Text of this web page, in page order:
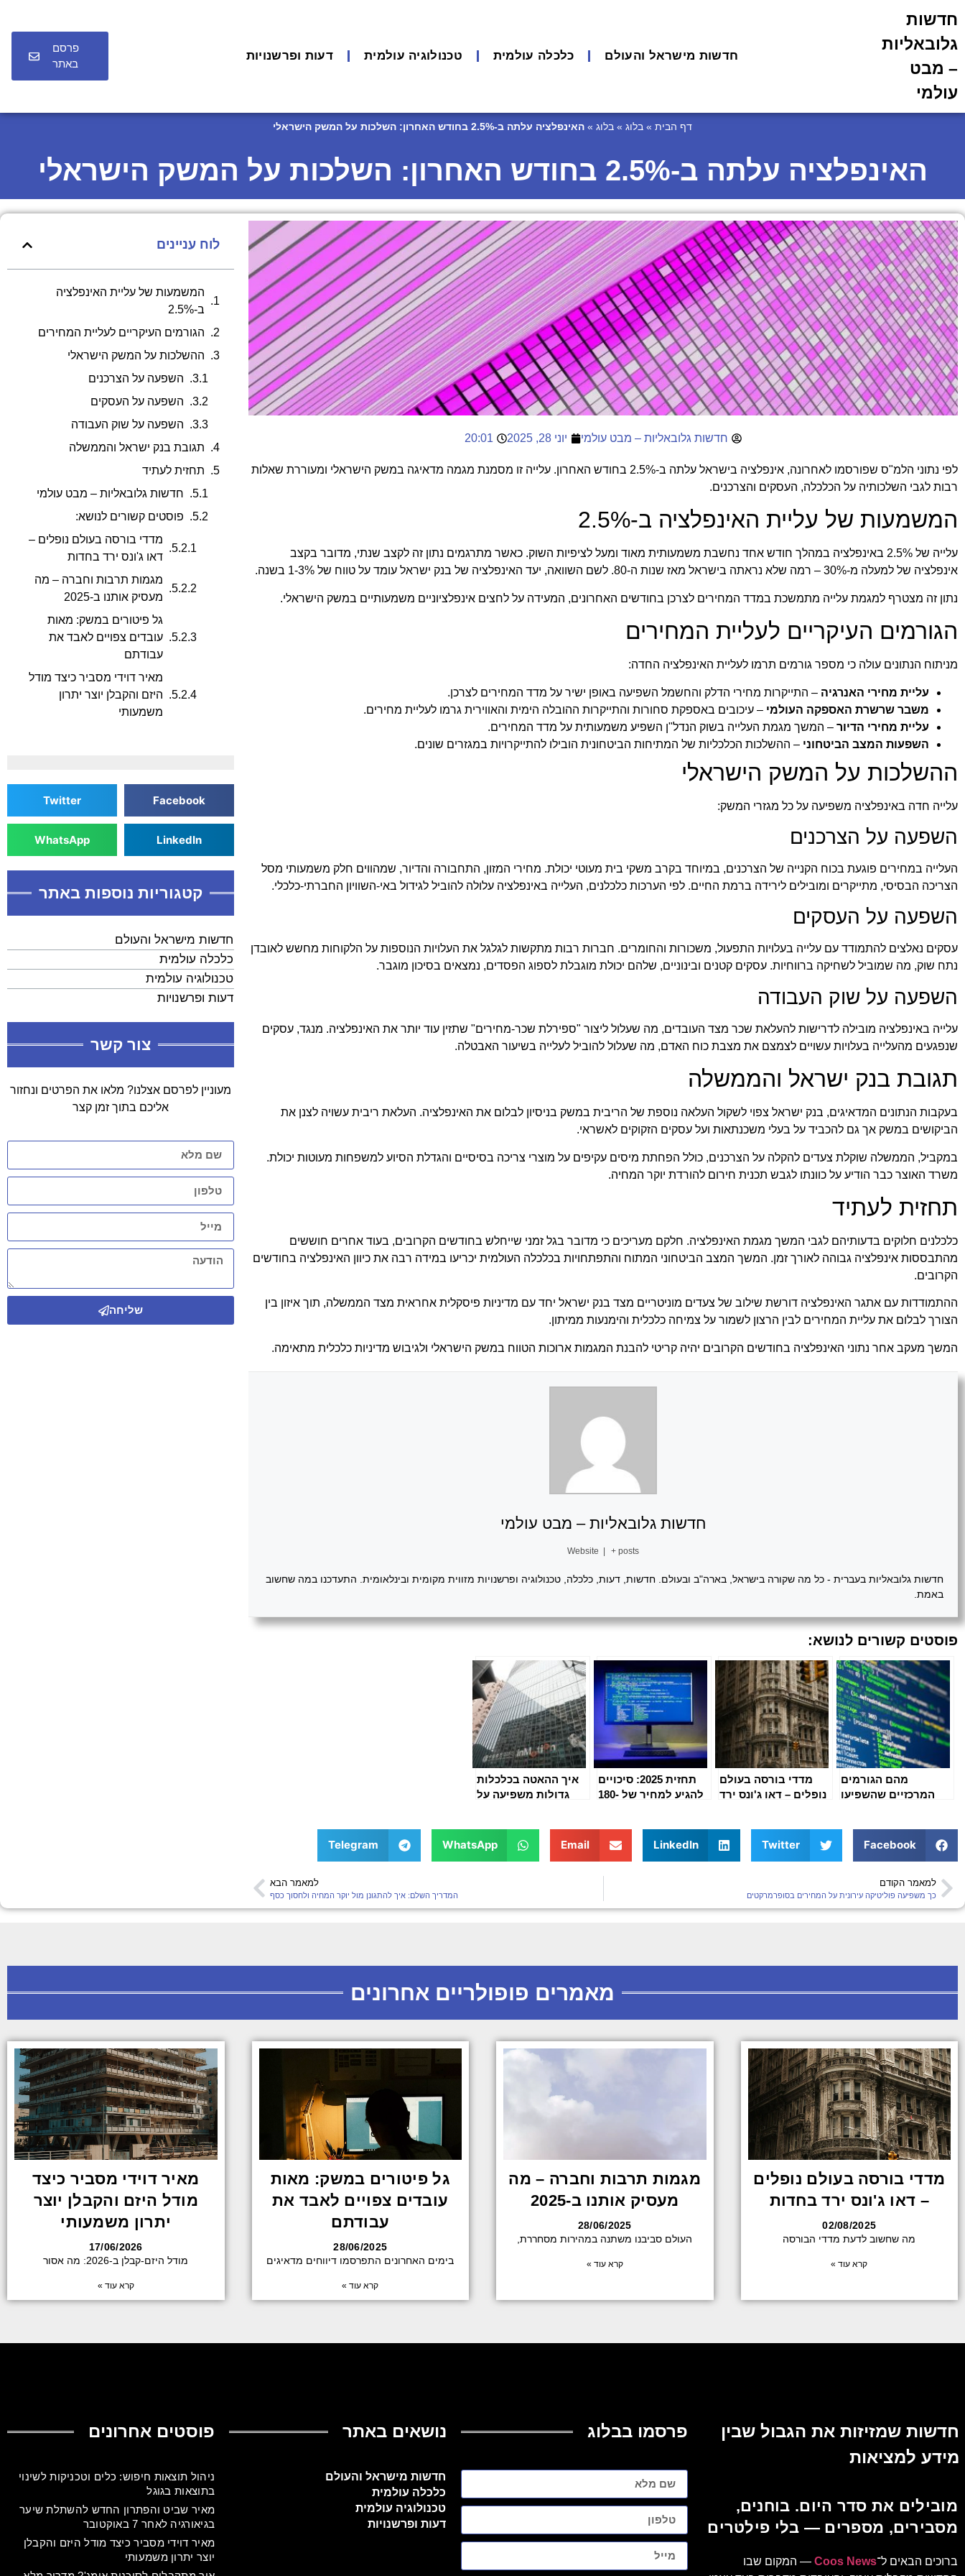
חדשות
גלובאליות
– מבט
עולמי
חדשות מישראל והעולם כלכלה עולמית טכנולוגיה עולמית דעות ופרשנויות
פרסם
באתר
דף הבית » בלוג » בלוג » האינפלציה עלתה ב-2.5% בחודש האחרון: השלכות על המשק הישראלי
האינפלציה עלתה ב-2.5% בחודש האחרון: השלכות על המשק הישראלי
חדשות גלובאליות – מבט עולמי יוני 28, 2025 20:01
לפי נתוני הלמ"ס שפורסמו לאחרונה, אינפלציה בישראל
עלתה ב-2.5% בחודש האחרון. עלייה זו מסמנת מגמה מדאיגה במשק הישראלי ומעוררת שאלות
רבות לגבי השלכותיה על הכלכלה, העסקים והצרכנים.
המשמעות של עליית האינפלציה ב-2.5%
עלייה של 2.5% באינפלציה במהלך חודש אחד נחשבת משמעותית מאוד ומעל לציפיות השוק. כאשר מתרגמים נתון זה לקצב שנתי, מדובר בקצב
אינפלציה של למעלה מ-30% – רמה שלא נראתה בישראל מאז שנות ה-80. לשם השוואה, יעד האינפלציה של בנק ישראל עומד על טווח של 1-3% בשנה.
נתון זה מצטרף למגמת עלייה מתמשכת במדד המחירים לצרכן בחודשים האחרונים, המעידה על לחצים אינפלציוניים משמעותיים במשק הישראלי.
הגורמים העיקריים לעליית המחירים
מניתוח הנתונים עולה כי מספר גורמים תרמו לעליית האינפלציה החדה:
עליית מחירי האנרגיה – התייקרות מחירי הדלק והחשמל השפיעה באופן ישיר על מדד המחירים לצרכן.
משבר שרשרת האספקה העולמי – עיכובים באספקת סחורות והתייקרות ההובלה הימית והאווירית גרמו לעליית מחירים.
עליית מחירי הדיור – המשך מגמת העלייה בשוק הנדל"ן השפיע משמעותית על מדד המחירים.
השפעות המצב הביטחוני – ההשלכות הכלכליות של המתיחות הביטחונית הובילו להתייקרויות במגזרים שונים.
ההשלכות על המשק הישראלי
עלייה חדה באינפלציה משפיעה על כל מגזרי המשק:
השפעה על הצרכנים
העלייה במחירים פוגעת בכוח הקנייה של הצרכנים, במיוחד בקרב משקי בית מעוטי יכולת. מחירי המזון, התחבורה והדיור, שמהווים חלק משמעותי מסל
הצריכה הבסיסי, מתייקרים ומובילים לירידה ברמת החיים. לפי הערכות כלכלנים, העלייה באינפלציה עלולה להוביל לגידול באי-השוויון החברתי-כלכלי.
השפעה על העסקים
עסקים נאלצים להתמודד עם עלייה בעלויות התפעול, משכורות והחומרים. חברות רבות מתקשות לגלגל את העלויות הנוספות על הלקוחות מחשש לאובדן
נתח שוק, מה שמוביל לשחיקה ברווחיות. עסקים קטנים ובינוניים, שלהם יכולת מוגבלת לספוג הפסדים, נמצאים בסיכון מוגבר.
השפעה על שוק העבודה
עלייה באינפלציה מובילה לדרישות להעלאת שכר מצד העובדים, מה שעלול ליצור "ספירלת שכר-מחירים" שתזין עוד יותר את האינפלציה. מנגד, עסקים
שנפגעים מהעלייה בעלויות עשויים לצמצם את מצבת כוח האדם, מה שעלול להוביל לעלייה בשיעור האבטלה.
תגובת בנק ישראל והממשלה
בעקבות הנתונים המדאיגים, בנק ישראל צפוי לשקול העלאה נוספת של הריבית במשק בניסיון לבלום את האינפלציה. העלאת ריבית עשויה לצנן את
הביקושים במשק אך גם להכביד על בעלי משכנתאות ועל עסקים הזקוקים לאשראי.
במקביל, הממשלה שוקלת צעדים להקלה על הצרכנים, כולל הפחתת מיסים עקיפים על מוצרי צריכה בסיסיים והגדלת הסיוע למשפחות מעוטות יכולת.
משרד האוצר כבר הודיע על כוונתו לגבש תכנית חירום להורדת יוקר המחיה.
תחזית לעתיד
כלכלנים חלוקים בדעותיהם לגבי המשך מגמת האינפלציה. חלקם מעריכים כי מדובר בגל זמני שייחלש בחודשים הקרובים, בעוד אחרים חוששים
מהתבססות אינפלציה גבוהה לאורך זמן. המשך המצב הביטחוני המתוח והתפתחויות בכלכלה העולמית יכריעו במידה רבה את כיוון האינפלציה בחודשים
הקרובים.
ההתמודדות עם אתגר האינפלציה דורשת שילוב של צעדים מוניטריים מצד בנק ישראל יחד עם מדיניות פיסקלית אחראית מצד הממשלה, תוך איזון בין
הצורך לבלום את עליית המחירים לבין הרצון לשמור על צמיחה כלכלית והימנעות ממיתון.
המשך מעקב אחר נתוני האינפלציה בחודשים הקרובים יהיה קריטי להבנת המגמות ארוכות הטווח במשק הישראלי ולגיבוש מדיניות כלכלית מתאימה.
חדשות גלובאליות – מבט עולמי
Website | + posts
חדשות גלובאליות בעברית - כל מה שקורה בישראל, בארה"ב ובעולם. חדשות, דעות, כלכלה, טכנולוגיה ופרשנויות מזווית מקומית ובינלאומית. התעדכנו במה שחשוב
באמת.
פוסטים קשורים לנושא:
מהם הגורמים
המרכזיים שהשפיעו
ובעולם
מדדי בורסה בעולם
נופלים – דאו ג'ונס ירד
תחזית 2025: סיכויים
להגיע למחיר של 180-
לרגיעה במדיניות
איך ההאטה בכלכלות
גדולות משפיעה על
Facebook
Twitter
LinkedIn
Email
WhatsApp
Telegram
למאמר הקודם
כך משפיעה פוליטיקה עירונית על המחירים בסופרמרקטים
למאמר הבא
המדריך השלם: איך להתגונן מול יוקר המחיה ולחסוך כסף
לוח עניינים
המשמעות של עליית האינפלציה
ב-2.5%
הגורמים העיקריים לעליית המחירים
ההשלכות על המשק הישראלי
השפעה על הצרכנים
השפעה על העסקים
השפעה על שוק העבודה
תגובת בנק ישראל והממשלה
תחזית לעתיד
חדשות גלובאליות – מבט עולמי
פוסטים קשורים לנושא:
מדדי בורסה בעולם נופלים –
דאו ג'ונס ירד בחדות
מגמות תרבות וחברה – מה
מעסיק אותנו ב-2025
גל פיטורים במשק: מאות
עובדים צפויים לאבד את
עבודתם
מאיר דוידי מסביר כיצד מודל
היזם והקבלן יוצר יתרון
משמעותי
Facebook
Twitter
LinkedIn
WhatsApp
קטגוריות נוספות באתר
חדשות מישראל והעולם
כלכלה עולמית
טכנולוגיה עולמית
דעות ופרשנויות
צור קשר
מעוניין לפרסם אצלנו? מלאו את הפרטים ונחזור
אליכם בתוך זמן קצר
שליחה
מאמרים פופולריים אחרונים
מדדי בורסה בעולם נופלים
– דאו ג'ונס ירד בחדות
02/08/2025
מה שחשוב לדעת מדדי הבורסה
קרא עוד »
מגמות תרבות וחברה – מה
מעסיק אותנו ב-2025
28/06/2025
העולם סביבנו משתנה במהירות מסחררת,
קרא עוד »
גל פיטורים במשק: מאות
עובדים צפויים לאבד את
עבודתם
28/06/2025
בימים האחרונים התפרסמו דיווחים מדאיגים
קרא עוד »
מאיר דוידי מסביר כיצד
מודל היזם והקבלן יוצר
יתרון משמעותי
17/06/2026
מודל היזם-קבלן ב-2026: מה אסור
קרא עוד »
חדשות שמזיזות את הגבול שבין
מידע למציאות
מובילים את סדר היום. בוחנים,
מסבירים, מספרים — בלי פילטרים
ברוכים הבאים ל־Coos News — המקום שבו
פרסמו בבלוג נושאים באתר
חדשות מישראל והעולם
כלכלה עולמית
טכנולוגיה עולמית
דעות ופרשנויות
פוסטים אחרונים
ניהול תוצאות חיפוש: כלים וטכניקות לשינוי
בתוצאות בגוגל
מאיר שביט והפתרון החדש להשתלת שיער
בגיאורגיה לאחר 7 באוקטובר
מאיר דוידי מסביר כיצד מודל היזם והקבלן
יוצר יתרון משמעותי